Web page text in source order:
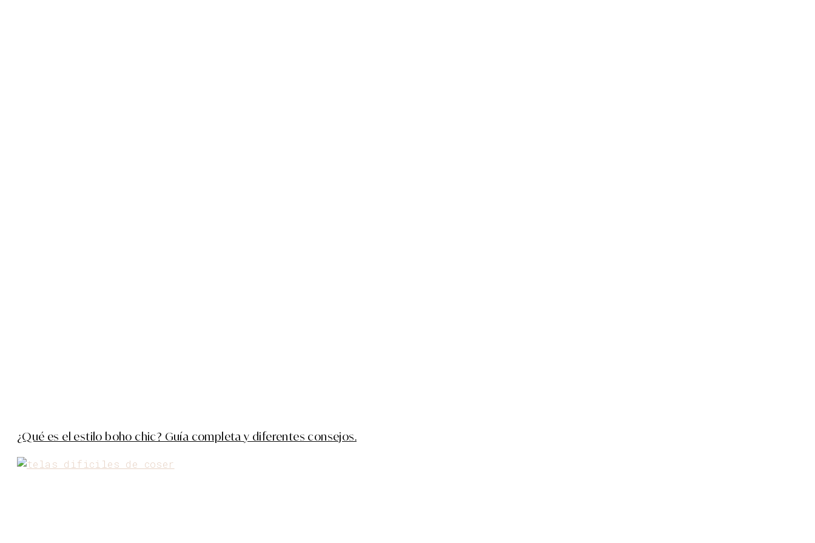
¿Qué es el estilo boho chic? Guía completa y diferentes consejos.